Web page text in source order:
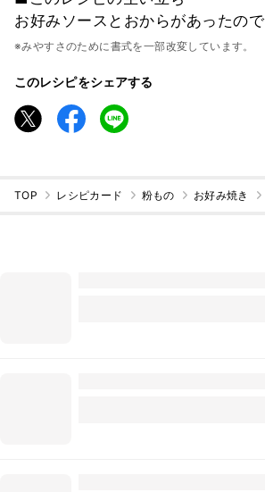
お好みソースとおからがあったので
※みやすさのために書式を一部改変しています。
このレシピをシェアする
TOP レシピカード 粉もの お好み焼き